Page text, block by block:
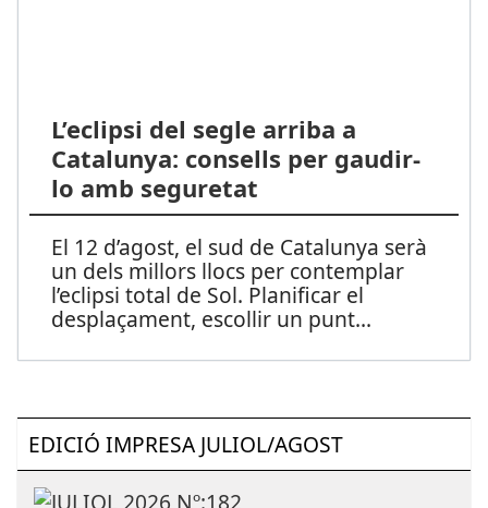
L’eclipsi del segle arriba a
Catalunya: consells per gaudir-
lo amb seguretat
El 12 d’agost, el sud de Catalunya serà
un dels millors llocs per contemplar
l’eclipsi total de Sol. Planificar el
desplaçament, escollir un punt...
EDICIÓ IMPRESA JULIOL/AGOST